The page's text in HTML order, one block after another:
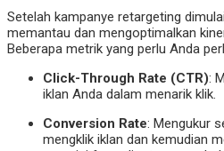
Setelah kampanye retargeting
memantau dan mengoptimalkan
Beberapa metrik yang perlu Anda
Click-Through Rate (CTR):
iklan Anda dalam menarik klik.
Conversion Rate: Mengukur
mengklik iklan dan kemudian